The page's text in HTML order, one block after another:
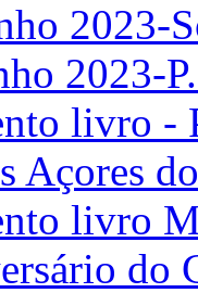
2023-
2023-
livro -
Açores
livro
do